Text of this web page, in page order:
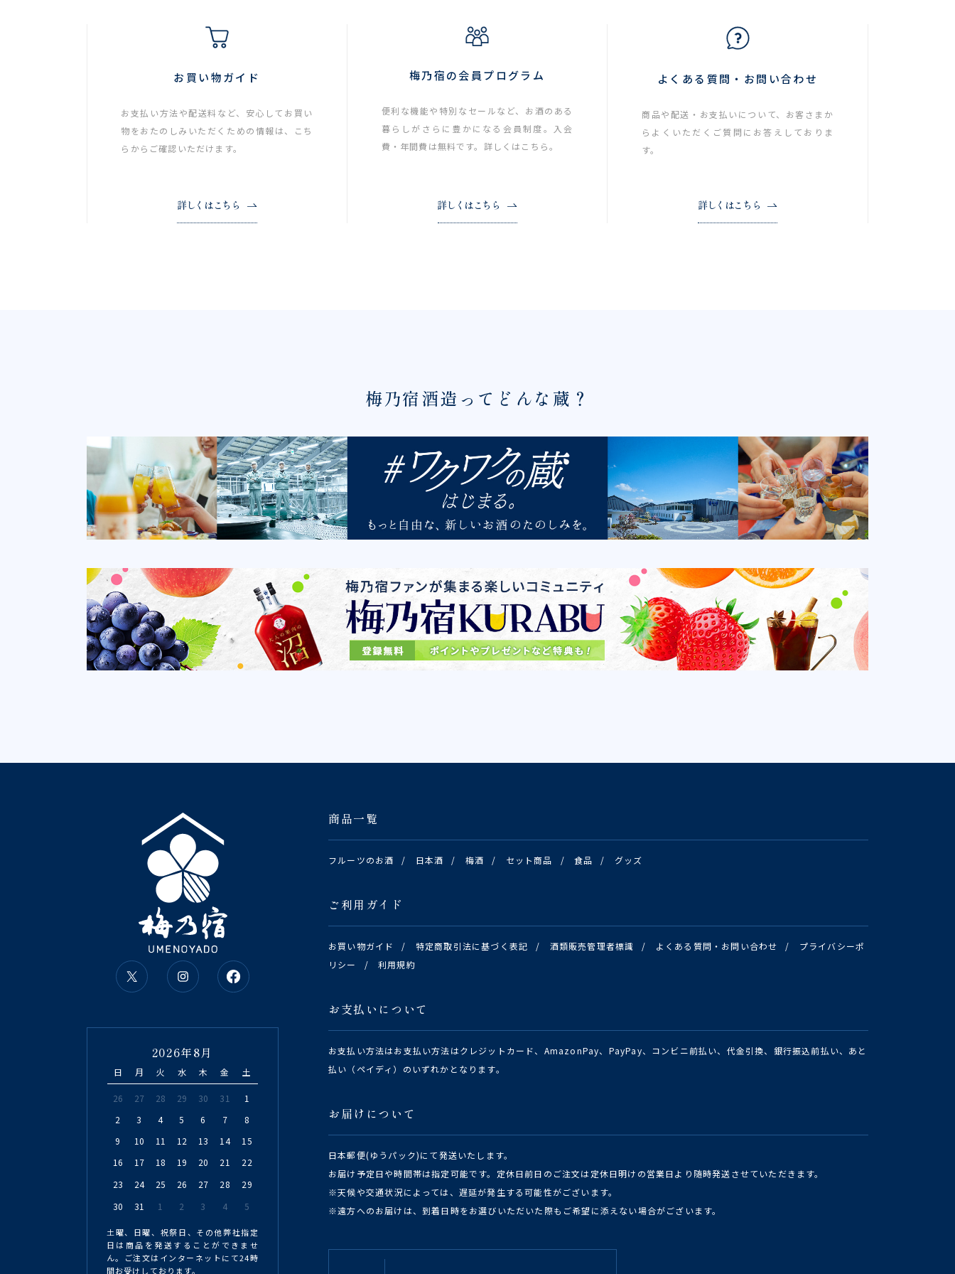
お買い物ガイド
お支払い方法や配送料など、安心してお買い
物をおたのしみいただくための情報は、こち
らからご確認いただけます。
詳しくはこちら
梅乃宿の会員プログラム
便利な機能や特別なセールなど、お酒のある
暮らしがさらに豊かになる会員制度。入会
費・年間費は無料です。詳しくはこちら。
詳しくはこちら
よくある質問・お問い合わせ
商品や配送・お支払いについて、お客さまか
らよくいただくご質問にお答えしておりま
す。
詳しくはこちら
梅乃宿酒造ってどんな蔵？
商品一覧
フルーツのお酒 / 日本酒 / 梅酒 / セット商品 / 食品 / グッズ
ご利用ガイド
お買い物ガイド / 特定商取引法に基づく表記 / 酒類販売管理者標識 / よくある質問・お問い合わせ /
プライバシーポ
リシー
/ 利用規約
お支払いについて
お支払い方法はお支払い方法はクレジットカード、AmazonPay、PayPay、コンビニ前払い、代金引換、銀行振込前払い、あと
払い（ペイディ）のいずれかとなります。
お届けについて
日本郵便(ゆうパック)にて発送いたします。
お届け予定日や時間帯は指定可能です。定休日前日のご注文は定休日明けの営業日より随時発送させていただきます。
※天候や交通状況によっては、遅延が発生する可能性がございます。
※遠方へのお届けは、到着日時をお選びいただいた際もご希望に添えない場合がございます。
2026年8月
日 月 火 水 木 金 土
26 27 28 29 30 31
1
2
3 4 5 6 7
8
9
10 11 12 13 14
15
16
17 18 19 20 21
22
23
24 25 26 27 28
29
30
31 1 2 3 4 5
土曜、日曜、祝祭日、その他弊社指定
日は商品を発送することができませ
ん。ご注文はインターネットにて24時
間お受けしております。